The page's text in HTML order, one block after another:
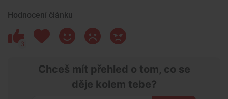
Hodnocení článku
3
Chceš mít přehled o tom, co se
děje kolem tebe?